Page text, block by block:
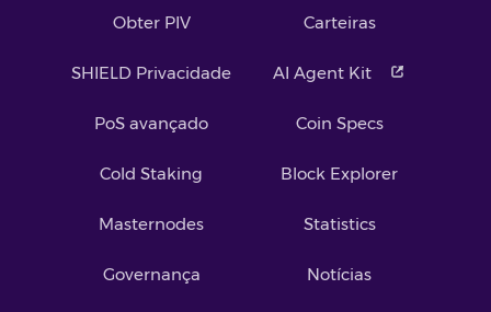
Obter PIV
SHIELD Privacidade
PoS avançado
Cold Staking
Masternodes
Governança
Carteiras
AI Agent Kit
Coin Specs
Block Explorer
Statistics
Notícias